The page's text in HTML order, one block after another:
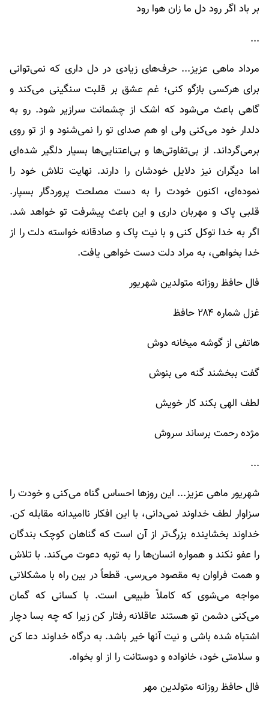
بر باد اگر رود دل ما زان هوا رود
...
مرداد ماهی عزیز... حرف‌های زیادی در دل داری که نمی‌توانی
برای هرکسی بازگو کنی؛ غم عشق بر قلبت سنگینی می‌کند و
گاهی باعث می‌شود که اشک از چشمانت سرازیر شود. رو به
دلدار خود می‌کنی ولی او هم صدای تو را نمی‌شنود و از تو روی
برمی‌گرداند. از بی‌تفاوتی‌ها و بی‌اعتنایی‌ها بسیار دلگیر شده‌ای
اما دیگران نیز دلایل خودشان را دارند. نهایت تلاش خود را
نموده‌ای، اکنون خودت را به دست مصلحت پروردگار بسپار.
قلبی پاک و مهربان داری و این باعث پیشرفت تو خواهد شد.
اگر به خدا توکل کنی و با نیت پاک و صادقانه خواسته دلت را از
خدا بخواهی، به مراد دلت دست خواهی یافت.
فال حافظ روزانه متولدین شهریور
غزل شماره ۲۸۴ حافظ
هاتفی از گوشه میخانه دوش
گفت ببخشند گنه می بنوش
لطف الهی بکند کار خویش
مژده رحمت برساند سروش
...
شهریور ماهی عزیز... این روزها احساس گناه می‌کنی و خودت را
سزاوار لطف خداوند نمی‌دانی، با این افکار ناامیدانه مقابله کن.
خداوند بخشاینده بزرگ‌تر از آن است که گناهان کوچک بندگان
را عفو نکند و همواره انسان‌ها را به توبه دعوت می‌کند. با تلاش
و همت فراوان به مقصود می‌رسی. قطعاً در بین راه با مشکلاتی
مواجه می‌شوی که کاملاً طبیعی است. با کسانی که گمان
می‌کنی دشمن تو هستند عاقلانه رفتار کن زیرا که چه بسا دچار
اشتباه شده باشی و نیت آنها خیر باشد. به درگاه خداوند دعا کن
و سلامتی خود، خانواده و دوستانت را از او بخواه.
فال حافظ روزانه متولدین مهر